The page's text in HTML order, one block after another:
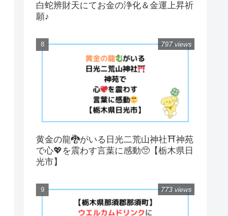
白蛇辨財天にてお金の浄化＆金運上昇祈
願♪
黄金の龍🐉がいる日光二荒山神社⛩神苑
で心💖を震わす言葉に感動🥺【栃木県日
光市】
797 views
773 views